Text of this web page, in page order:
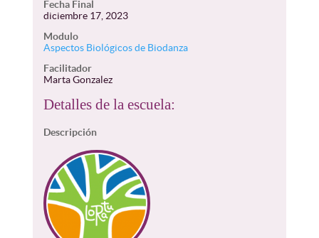
Fecha Final
diciembre 17, 2023
Modulo
Aspectos Biológicos de Biodanza
Facilitador
Marta Gonzalez
Detalles de la escuela:
Descripción